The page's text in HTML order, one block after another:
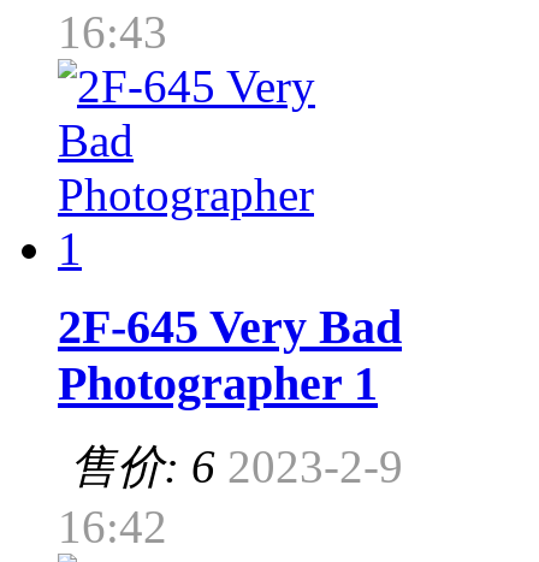
16:43
2F-645 Very Bad
Photographer 1
售价: 6 2023-2-9
16:42